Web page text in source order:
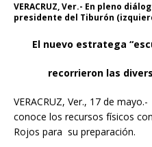
VERACRUZ, Ver.- En pleno
presidente del Tiburón
El nuevo estratega
recorrieron las
VERACRUZ, Ver., 17 de
conoce los recursos físicos
Rojos para su preparación.